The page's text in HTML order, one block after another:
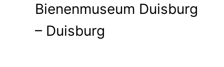
Bienenmuseum Duisburg
– Duisburg